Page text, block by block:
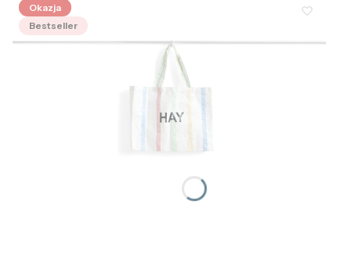
Okazja
Bestseller